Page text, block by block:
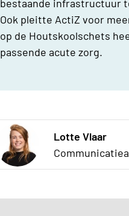
bestaande infrastructuur
Ook pleitte ActiZ voor
op de Houtskoolschets
passende acute zorg.
Lotte Vlaar